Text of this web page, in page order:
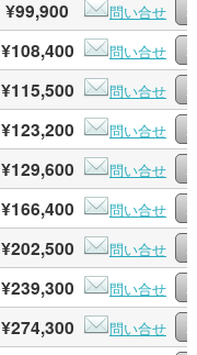
¥99,900
問い合せ
¥108,400
問い合せ
¥115,500
問い合せ
¥123,200
問い合せ
¥129,600
問い合せ
¥166,400
問い合せ
¥202,500
問い合せ
¥239,300
問い合せ
¥274,300
問い合せ